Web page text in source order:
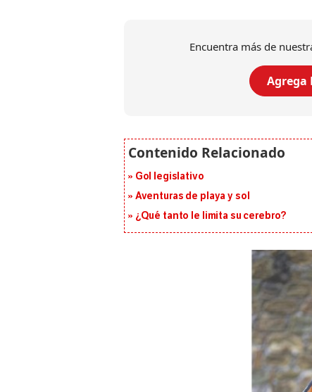
Encuentra más de
Agrega
Gol legislativo
Aventuras de playa y sol
¿Qué tanto le limita su cerebro?